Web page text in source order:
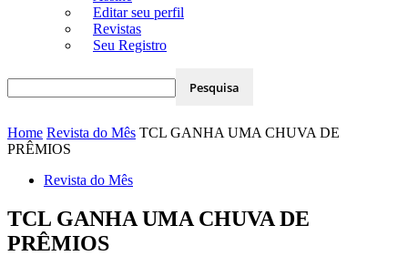
Editar seu perfil
Revistas
Seu Registro
Home Revista do Mês TCL GANHA UMA CHUVA DE
PRÊMIOS
Revista do Mês
TCL GANHA UMA CHUVA DE
PRÊMIOS